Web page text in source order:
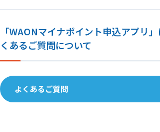
「WAONマイナポイント申込アプリ
くあるご質問について
よくあるご質問